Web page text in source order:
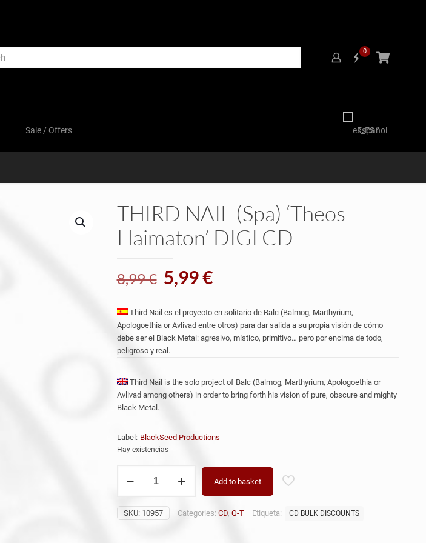
0
Sale / Offers Español
THIRD NAIL (Spa) ‘Theos-
Haimaton’ DIGI CD
8,99€ El
precio
original
era:
8,99 €.
5,99€El
actual
es:
5,99 €.
Third Nail es el proyecto en solitario de Balc (Balmog, Marthyrium,
Apologoethia or Avlivad entre otros) para dar salida a su propia visión de cómo
debe ser el Black Metal: agresivo, místico, primitivo… pero por encima de todo,
peligroso y real.
Third Nail is the solo project of Balc (Balmog, Marthyrium, Apologoethia or
Avlivad among others) in order to bring forth his vision of pure, obscure and mighty
Black Metal.
Label: BlackSeed Productions
Hay existencias
NAIL
'Theos-
Haimaton'
Add to basket
SKU: 10957 Categories: CD, Q-T Etiqueta: CD BULK DISCOUNTS